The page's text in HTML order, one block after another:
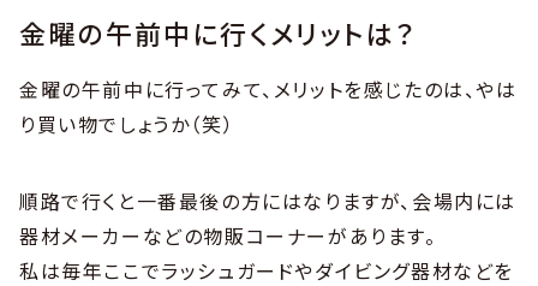
金曜の午前中に行くメリットは？
金曜の午前中に行ってみて、メリットを感じたのは、やは
り買い物でしょうか（笑）
順路で行くと一番最後の方にはなりますが、会場内には
器材メーカーなどの物販コーナーがあります。
私は毎年ここでラッシュガードやダイビング器材などを